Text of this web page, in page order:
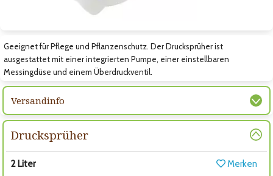
Zum nächsten Bild
Geeignet für Pflege und Pflanzenschutz. Der Drucksprüher ist
ausgestattet mit einer integrierten Pumpe, einer einstellbaren
Messingdüse und einem Überdruckventil.
Versandinfo
Drucksprüher
2 Liter Merken